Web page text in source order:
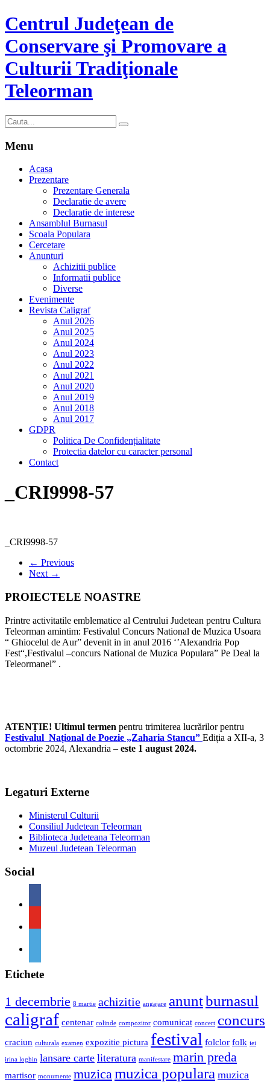
Centrul Judeţean de
Conservare şi Promovare a
Culturii Tradiţionale
Teleorman
Menu
Acasa
Prezentare
Prezentare Generala
Declaratie de avere
Declaratie de interese
Ansamblul Burnasul
Scoala Populara
Cercetare
Anunturi
Achizitii publice
Informatii publice
Diverse
Evenimente
Revista Caligraf
Anul 2026
Anul 2025
Anul 2024
Anul 2023
Anul 2022
Anul 2021
Anul 2020
Anul 2019
Anul 2018
Anul 2017
GDPR
Politica De Confidențialitate
Protectia datelor cu caracter personal
Contact
_CRI9998-57
_CRI9998-57
← Previous
Next →
PROIECTELE NOASTRE
Printre activitatile emblematice al Centrului Judetean pentru Cultura
Teleorman amintim: Festivalul Concurs National de Muzica Usoara
“ Ghiocelul de Aur” devenit in in anul 2016 ‘’Alexandria Pop
Fest“,Festivalul –concurs National de Muzica Populara” Pe Deal la
Teleormanel” .
ATENȚIE! Ultimul termen pentru trimiterea lucrărilor pentru
Festivalul Național de Poezie „Zaharia Stancu” Ediția a XII-a, 3
octombrie 2024, Alexandria – este 1 august 2024.
Legaturi Externe
Ministerul Culturii
Consiliul Judetean Teleorman
Biblioteca Judeteana Teleorman
Muzeul Judetean Teleorman
Social
Etichete
1 decembrie 8 martie achizitie angajare anuntburnasul
caligraf centenar colinde compozitor comunicat concert concurs
craciun culturala examen expozitie pictura festival folclor folk iei
irina loghin lansare carte literatura manifestare marin preda
martisor monumente muzica muzica populara muzica